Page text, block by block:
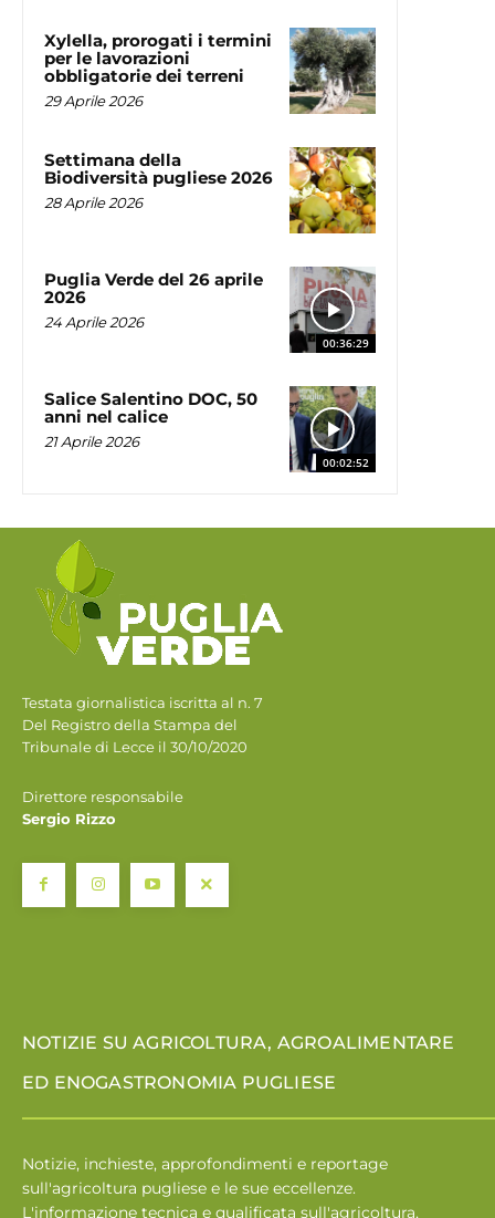
Xylella, prorogati i termini
per le lavorazioni
obbligatorie dei terreni
29 Aprile 2026
Settimana della
Biodiversità pugliese 2026
28 Aprile 2026
00:36:29
Puglia Verde del 26 aprile
2026
24 Aprile 2026
00:02:52
Salice Salentino DOC, 50
anni nel calice
21 Aprile 2026
Testata giornalistica iscritta al n. 7
Del Registro della Stampa del
Tribunale di Lecce il 30/10/2020
Direttore responsabile
Sergio Rizzo
NOTIZIE SU AGRICOLTURA, AGROALIMENTARE
ED ENOGASTRONOMIA PUGLIESE
Notizie, inchieste, approfondimenti e reportage
sull'agricoltura pugliese e le sue eccellenze.
L'informazione tecnica e qualificata sull'agricoltura,